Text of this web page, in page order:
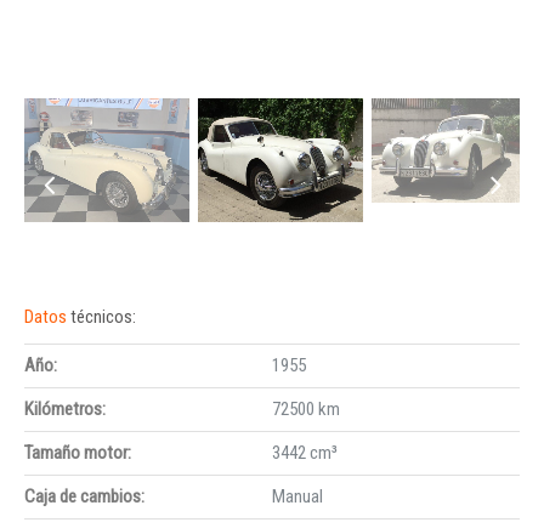
Datos técnicos:
Año:
1955
Kilómetros:
72500 km
Tamaño motor:
3442 cm³
Caja de cambios:
Manual